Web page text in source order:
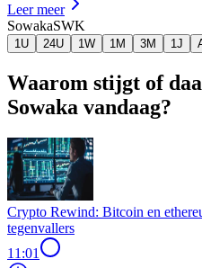
Leer meer
SowakaSWK
1U 24U 1W 1M 3M 1J
Waarom stijgt of
Sowaka vandaag?
Crypto Rewind: Bitcoin en
tegenvallers
11:01